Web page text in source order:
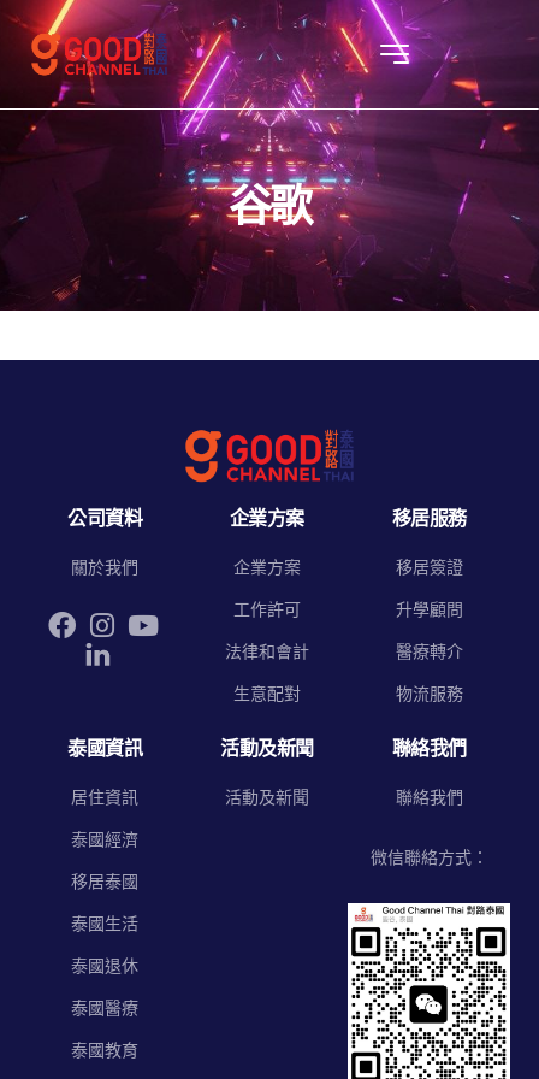
谷歌
公司資料
關於我們
企業方案
企業方案
工作許可
法律和會計
生意配對
移居服務
移居簽證
升學顧問
醫療轉介
物流服務
泰國資訊
居住資訊
泰國經濟
移居泰國
泰國生活
泰國退休
泰國醫療
泰國教育
活動及新聞
活動及新聞
聯絡我們
聯絡我們
微信聯絡方式：